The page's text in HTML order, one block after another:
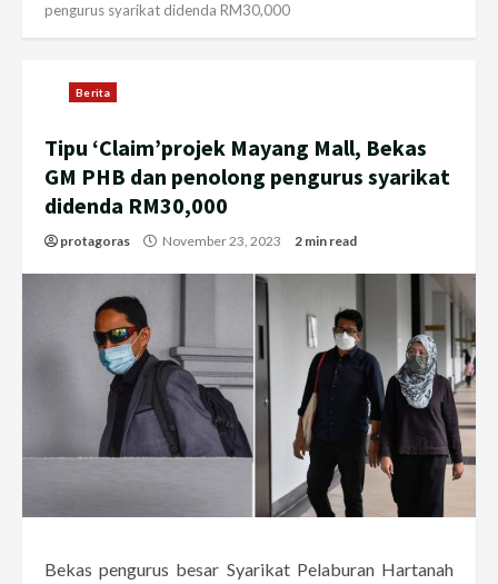
pengurus syarikat didenda RM30,000
Berita
Tipu ‘Claim’projek Mayang Mall, Bekas
GM PHB dan penolong pengurus syarikat
didenda RM30,000
protagoras November 23, 2023 2 min read
Bekas pengurus besar Syarikat Pelaburan Hartanah